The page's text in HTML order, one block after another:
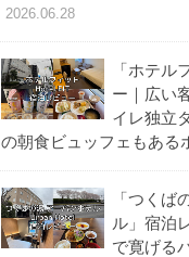
2026.06.28
「ホテル
ー｜広い
イレ独立
の朝食ビュッフェもある
「つく
ル」宿泊
で寛げる